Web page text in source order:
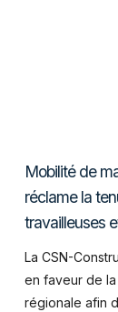
Mobilité de
réclame la
travailleuses
La CSN-
en faveur de la
régionale afin